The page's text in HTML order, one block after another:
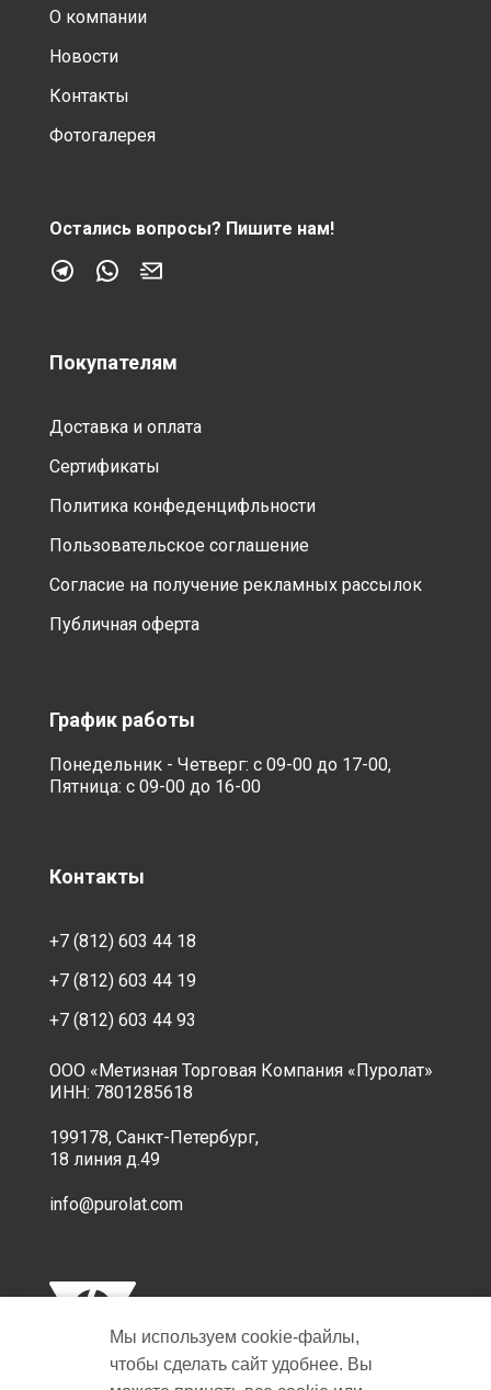
О компании
Новости
Контакты
Фотогалерея
Остались вопросы? Пишите нам!
Покупателям
Доставка и оплата
Сертификаты
Политика конфеденцифльности
Пользовательское соглашение
Согласие на получение рекламных рассылок
Публичная оферта
График работы
Понедельник - Четверг: с 09-00 до 17-00,
Пятница: с 09-00 до 16-00
Контакты
+7 (812) 603 44 18
+7 (812) 603 44 19
+7 (812) 603 44 93
ООО «Метизная Торговая Компания «Пуролат»
ИНН: 7801285618
199178, Санкт-Петербург,
18 линия д.49
info@purolat.com
Мы используем cookie‑файлы,
чтобы сделать сайт удобнее. Вы